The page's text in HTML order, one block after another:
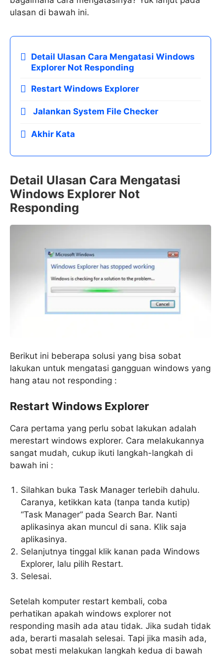
ulasan di bawah ini.
Detail Ulasan Cara Mengatasi Windows
Explorer Not Responding
Restart Windows Explorer
Jalankan System File Checker
Akhir Kata
Detail Ulasan Cara Mengatasi
Windows Explorer Not
Responding
Berikut ini beberapa solusi yang bisa sobat
lakukan untuk mengatasi gangguan windows yang
hang atau not responding :
Restart Windows Explorer
Cara pertama yang perlu sobat lakukan adalah
merestart windows explorer. Cara melakukannya
sangat mudah, cukup ikuti langkah-langkah di
bawah ini :
Silahkan buka Task Manager terlebih dahulu.
Caranya, ketikkan kata (tanpa tanda kutip)
“Task Manager” pada Search Bar. Nanti
aplikasinya akan muncul di sana. Klik saja
aplikasinya.
Selanjutnya tinggal klik kanan pada Windows
Explorer, lalu pilih Restart.
Selesai.
Setelah komputer restart kembali, coba
perhatikan apakah windows explorer not
responding masih ada atau tidak. Jika sudah tidak
ada, berarti masalah selesai. Tapi jika masih ada,
sobat mesti melakukan langkah kedua di bawah